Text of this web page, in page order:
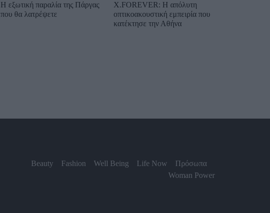
Η εξωτική παραλία της Πάργας
που θα λατρέψετε
X.FOREVER: Η απόλυτη
οπτικοακουστική εμπειρία που
κατέκτησε την Αθήνα
Beauty Fashion Well Being Life Now
Πρόσωπα
Woman Power